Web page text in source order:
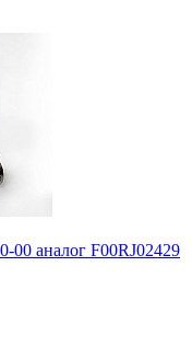
аналог F00RJ02429